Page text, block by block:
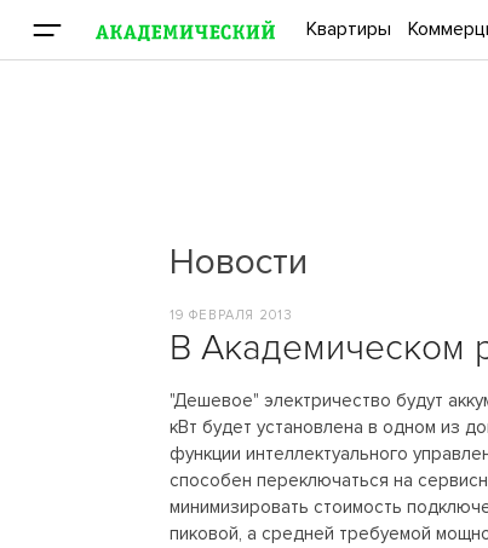
Квартиры
Новости
19 ФЕВРАЛЯ 2013
В Академическом
"Дешевое" электричество будут
кВт будет установлена в одном из
функции интеллектуального
способен переключаться на
минимизировать стоимость
пиковой, а средней требуемой